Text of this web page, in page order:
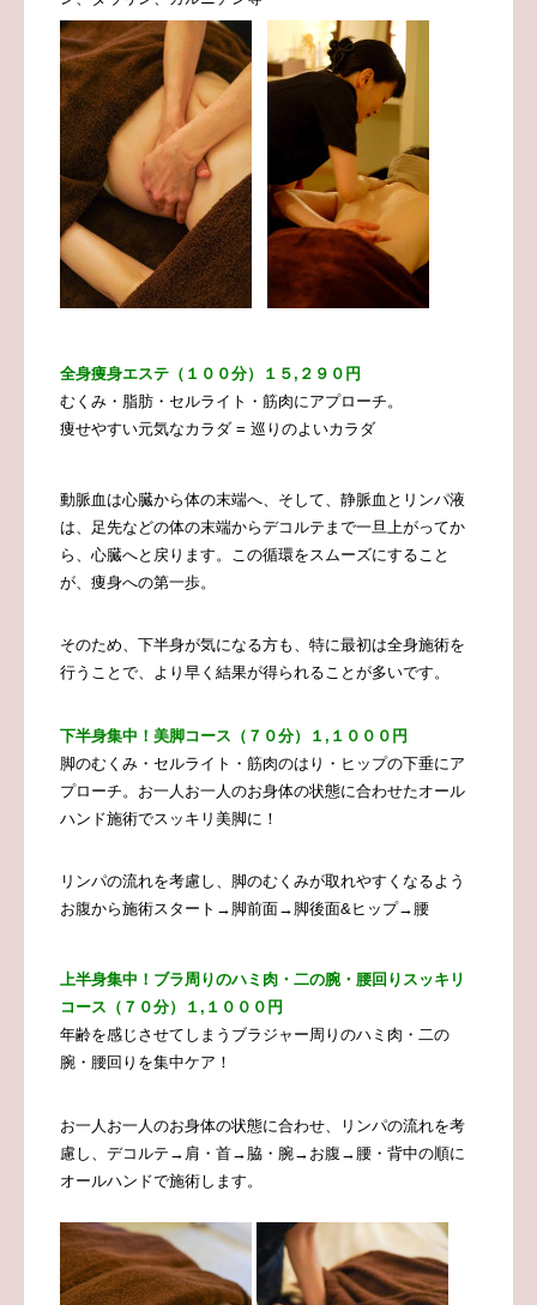
全身痩身エステ（１００分）１５,２９０ 円
むくみ・脂肪・セルライト・筋肉にアプローチ。
痩せやすい元気なカラダ = 巡りのよいカラダ
動脈血は心臓から体の末端へ、そして、静脈血とリンパ液
は、足先などの体の末端からデコルテまで一旦上がってか
ら、心臓へと戻ります。この循環をスムーズにすること
が、痩身への第一歩。
そのため、下半身が気になる方も、特に最初は全身施術を
行うことで、より早く結果が得られることが多いです。
下半身集中！美脚コース（７０分）１,１０００円
脚のむくみ・セルライト・筋肉のはり・ヒップの下垂にア
プローチ。お一人お一人のお身体の状態に合わせたオール
ハンド施術でスッキリ美脚に！
リンパの流れを考慮し、脚のむくみが取れやすくなるよう
お腹から施術スタート→脚前面→脚後面&ヒップ→腰
上半身集中！ブラ周りのハミ肉・二の腕・腰回りスッキリ
コース（７０分）１,１０００円
年齢を感じさせてしまうブラジャー周りのハミ肉・二の
腕・腰回りを集中ケア！
お一人お一人のお身体の状態に合わせ、
リンパの流れを考
慮し、デコルテ→肩・首→脇・腕→お腹→腰・背中の順に
オールハンドで施術します。